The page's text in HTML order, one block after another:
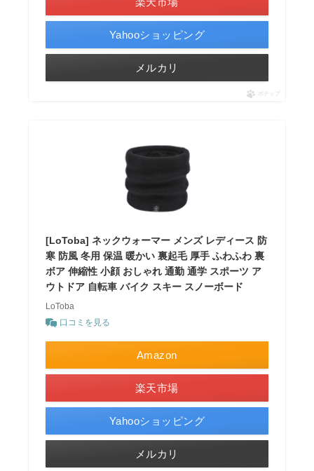
Yahooショッピング
メルカリ
ポチップ
[LoToba] ネックウォーマー メンズ レディース 防
寒 防風 冬用 保温 暖かい 裏起毛 厚手 ふわふわ 裏
ボア 伸縮性 小顔 おしゃれ 通勤 通学 スポーツ ア
ウトドア 自転車 バイク スキー スノーボード
LoToba
口コミを見る
Amazon
楽天市場
Yahooショッピング
メルカリ